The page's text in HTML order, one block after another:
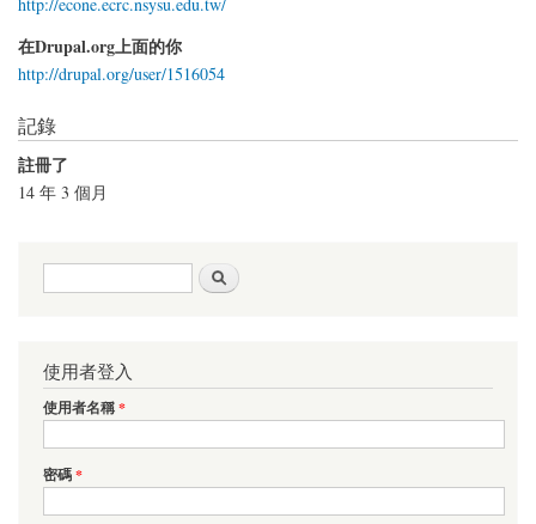
在Drupal.org上面的你
http://drupal.org/user/1516054
記錄
註冊了
14 年 3 個月
搜尋表單
使用者登入
使用者名稱*
密碼*